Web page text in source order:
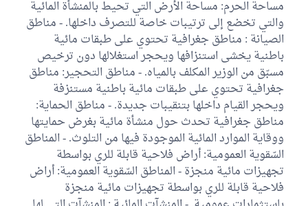
مساحة الحرم: مساحة الأرض التي تحيط بالمنشأة المائية
والتي تخضع إلى ترتيبات خاصة للتصرف داخلها. - مناطق
الصيانة : مناطق جغرافية تحتوي على طبقات مائية
باطنية يخشى استنزافها ويحجر استغلالها دون ترخيص
مسبّق من الوزير المكلف بالمياه. - مناطق التحجير: مناطق
جغرافية تحتوي على طبقات مائية باطنية مستنزفة
ويحجر القيام داخلها بتنقيبات جديدة. - مناطق الحماية:
مناطق جغرافية تحدث حول منشأة مائية بغرض حمايتها
ووقاية الموارد المائية الموجودة فيها من التلوث. - المناطق
السّقوية العمومية: أراض فلاحية قابلة للري بواسطة
تجهيزات مائية منجزة - المناطق السّقوية العمومية: أراض
فلاحية قابلة للري بواسطة تجهيزات مائية منجزة